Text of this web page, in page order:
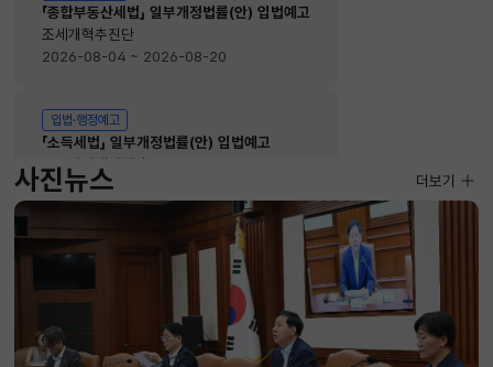
「종합부동산세법」 일부개정법률(안) 입법예고
조세개혁추진단
2026-08-04 ~ 2026-08-20
입법·행정예고
「소득세법」 일부개정법률(안) 입법예고
소득법인세정책관
2026-08-04 ~ 2026-08-20
사진뉴스 사진뉴스
더보기